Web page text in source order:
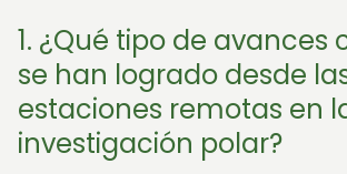
1. ¿Qué tipo de avances
se han logrado desde
estaciones remotas en
investigación polar?